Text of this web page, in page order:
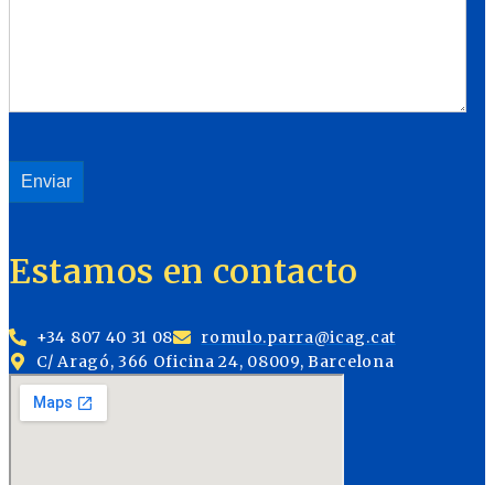
Estamos en contacto
+34 807 40 31 08
romulo.parra@icag.cat
C/ Aragó, 366 Oficina 24, 08009, Barcelona